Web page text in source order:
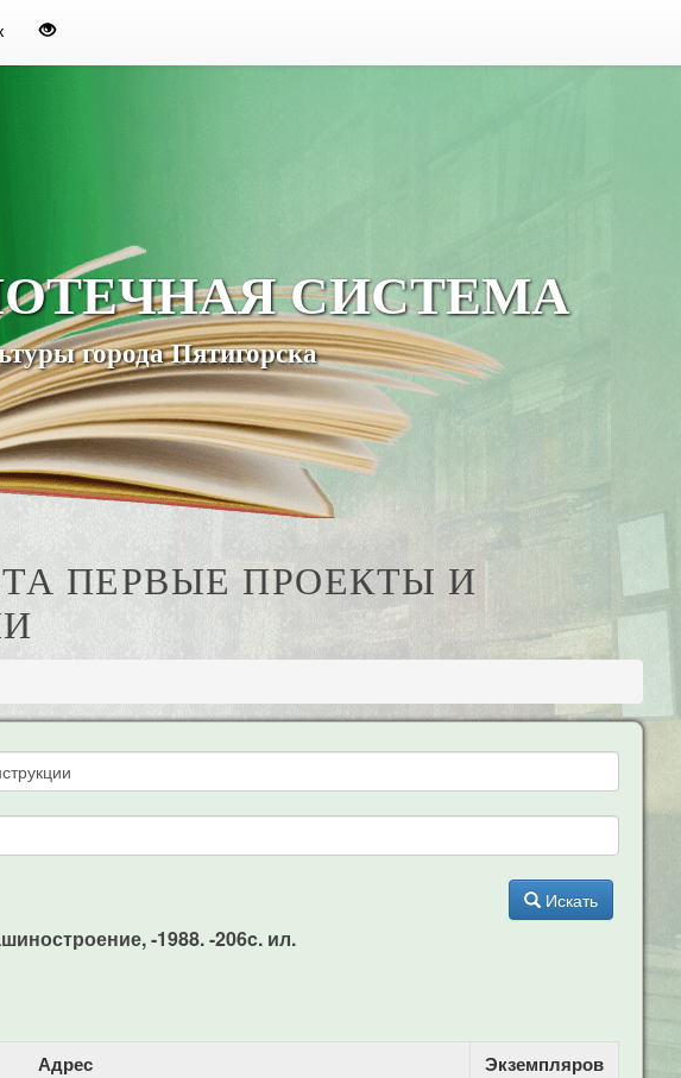
СИСТЕМА
города Пятигорска
ПЕРВЫЕ ПРОЕКТЫ И
Искать
-1988. -206c. ил.
Адрес Экземпляров